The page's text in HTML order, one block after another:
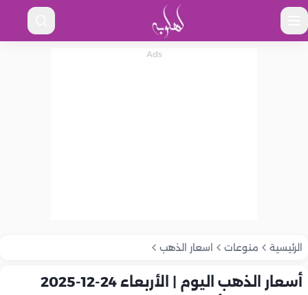
الرئيسية منوعات اسعار الذهب
أسعار الذهب اليوم | الأربعاء 24-12-2025